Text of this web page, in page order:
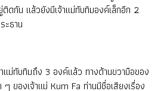
ดกัน แล้วยังมีเจ้าแม่ทับทิมองค์เล็กอีก 2
ะธาน
แม่ทับทิมถึง 3 องค์แล้ว ทางด้านขวามือของ
ๆ ของเจ้าแม่ Kum Fa ท่านมีชื่อเสียงเรื่อง